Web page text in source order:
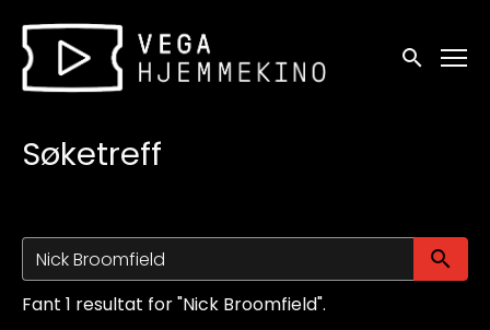
Tilgjengelighetslenker
Søk
Søketreff
Fant 1 resultat for "Nick Broomfield".